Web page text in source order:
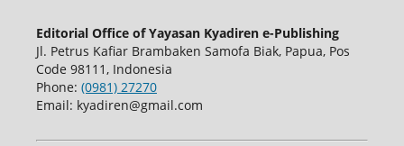
Editorial Office of Yayasan Kyadiren e-Publishing
Jl. Petrus Kafiar Brambaken Samofa Biak, Papua, Pos
Code 98111, Indonesia
Phone: (0981) 27270
Email: kyadiren@gmail.com